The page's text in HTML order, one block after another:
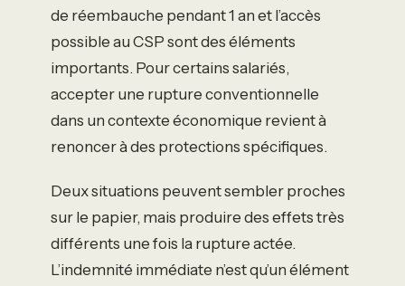
de réembauche pendant 1 an et l’accès
possible au CSP sont des éléments
importants. Pour certains salariés,
accepter une rupture conventionnelle
dans un contexte économique revient à
renoncer à des protections spécifiques.
Deux situations peuvent sembler proches
sur le papier, mais produire des effets très
différents une fois la rupture actée.
L’indemnité immédiate n’est qu’un élément